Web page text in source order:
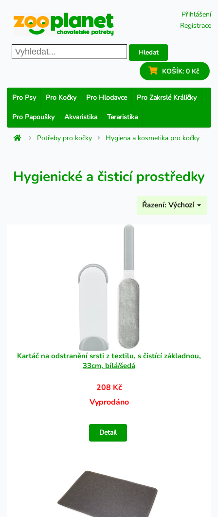
Přihlášení
Registrace
Hledat
KOŠÍK: 0 Kč
Pro Psy Pro Kočky Pro Hlodavce Pro Zakrslé Králíčky
Pro Papoušky Akvaristika Teraristika
Potřeby pro kočky Hygiena a kosmetika pro kočky
Hygienické a čisticí prostředky
Řazení: Výchozí
Kartáč na odstranění srsti z textilu, s čistící základnou,
33cm, bílá/šedá
208 Kč
Vyprodáno
Detail